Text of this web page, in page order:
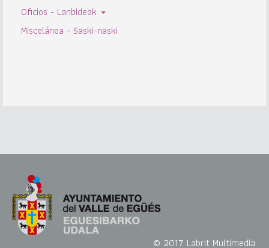
Oficios - Lanbideak
Miscelánea - Saski-naski
© 2017 Labrit Multimedia.